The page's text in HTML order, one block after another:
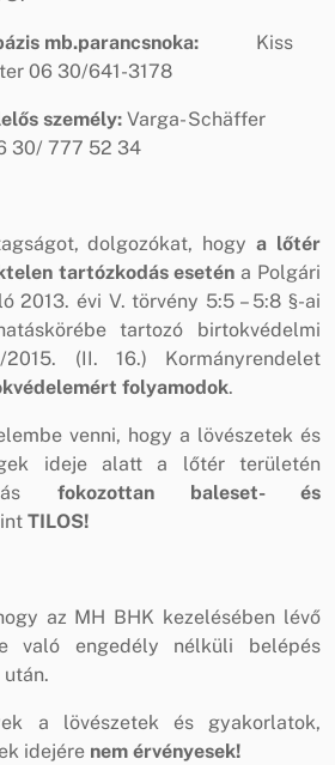
mb.parancsnoka: Kiss
06 30/641-3178
személy: Varga- Schäffer
30/ 777 52 34
dolgozókat, hogya lőtér
tartózkodás esetén a Polgári
2013. évi V. törvény 5:5 – 5:8 §-ai
tartozó birtokvédelmi
(II. 16.) Kormányrendelet
folyamodok.
venni, hogy a lövészetek és
ideje alatt a lőtér területén
fokozottan baleset- és
TILOS!
az MH BHK kezelésében lévő
való engedély nélküli belépés
a lövészetek és gyakorlatok,
idejére nem érvényesek!